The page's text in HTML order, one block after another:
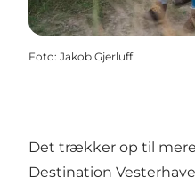
Foto: Jakob Gjerluff
Det trækker op til
Destination